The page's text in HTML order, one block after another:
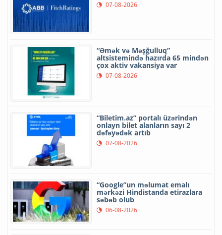
07-08-2026
“Əmək və Məşğulluq”
altsistemində hazırda 65 mindən
çox aktiv vakansiya var
07-08-2026
“Biletim.az” portalı üzərindən
onlayn bilet alanların sayı 2
dəfəyədək artıb
07-08-2026
“Google”un məlumat emalı
mərkəzi Hindistanda etirazlara
səbəb olub
06-08-2026